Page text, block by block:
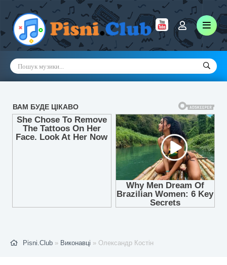
Pisni.Club » Виконавці » Олександр Костін